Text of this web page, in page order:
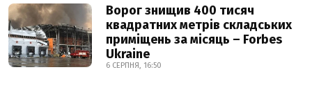
Ворог знищив 400 тисяч
квадратних метрів складських
приміщень за місяць – Forbes
Ukraine
6 СЕРПНЯ, 16:50